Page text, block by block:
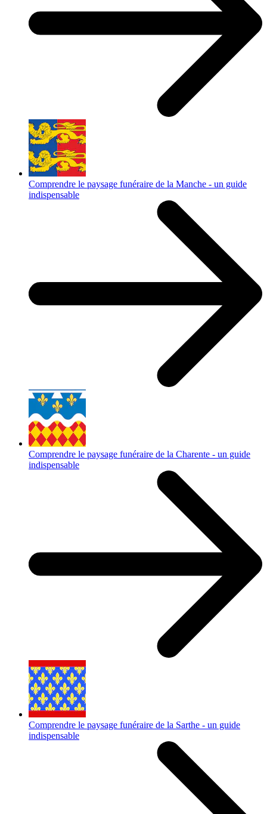
Comprendre le paysage funéraire de la Manche - un guide
indispensable
Comprendre le paysage funéraire de la Charente - un guide
indispensable
Comprendre le paysage funéraire de la Sarthe - un guide
indispensable